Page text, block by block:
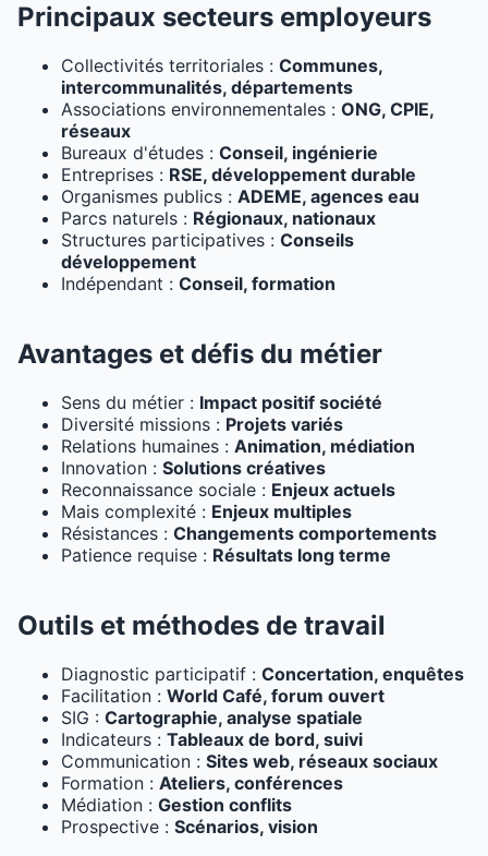
Principaux secteurs employeurs
Collectivités territoriales : Communes,
intercommunalités, départements
Associations environnementales : ONG, CPIE,
réseaux
Bureaux d'études : Conseil, ingénierie
Entreprises : RSE, développement durable
Organismes publics : ADEME, agences eau
Parcs naturels : Régionaux, nationaux
Structures participatives : Conseils
développement
Indépendant : Conseil, formation
Avantages et défis du métier
Sens du métier : Impact positif société
Diversité missions : Projets variés
Relations humaines : Animation, médiation
Innovation : Solutions créatives
Reconnaissance sociale : Enjeux actuels
Mais complexité : Enjeux multiples
Résistances : Changements comportements
Patience requise : Résultats long terme
Outils et méthodes de travail
Diagnostic participatif : Concertation, enquêtes
Facilitation : World Café, forum ouvert
SIG : Cartographie, analyse spatiale
Indicateurs : Tableaux de bord, suivi
Communication : Sites web, réseaux sociaux
Formation : Ateliers, conférences
Médiation : Gestion conflits
Prospective : Scénarios, vision